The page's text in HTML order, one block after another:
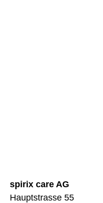
spirix care AG
Hauptstrasse 55